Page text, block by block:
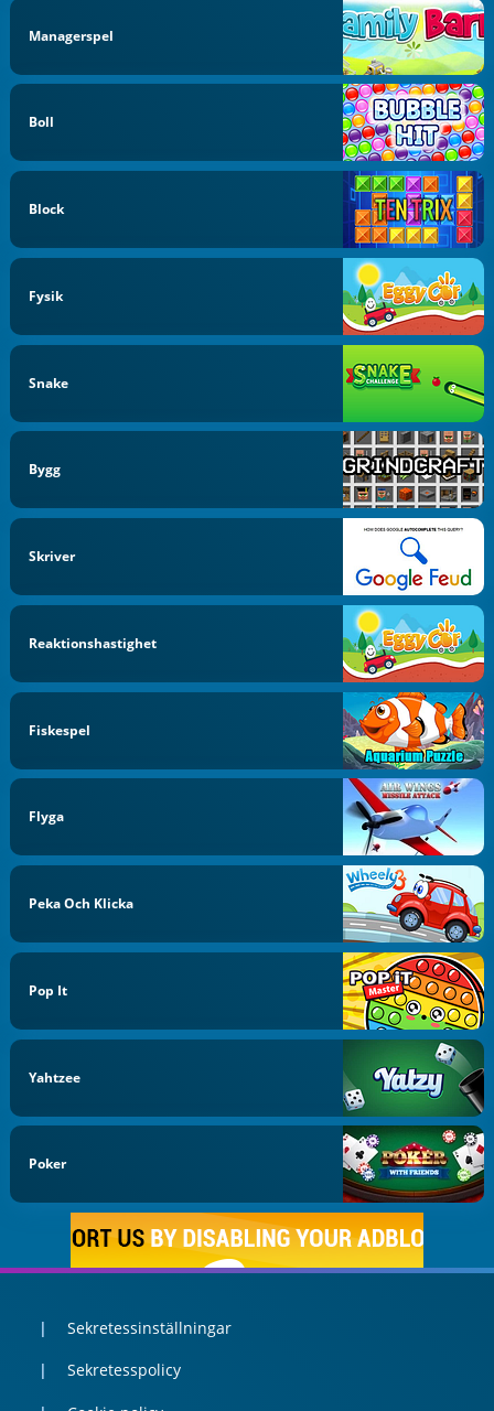
Managerspel
Boll
Block
Fysik
Snake
Bygg
Skriver
Reaktionshastighet
Fiskespel
Flyga
Peka Och Klicka
Pop It
Yahtzee
Poker
Sekretessinställningar
Sekretesspolicy